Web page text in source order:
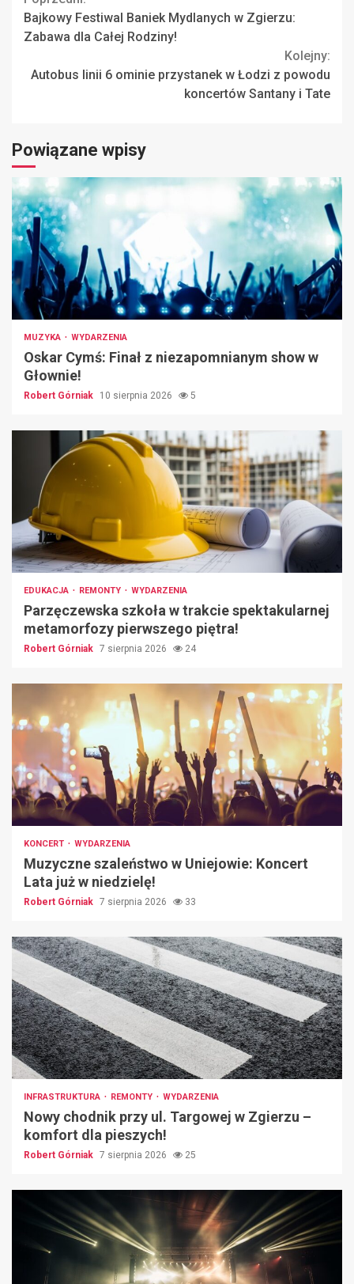
Reading
Bajkowy Festiwal Baniek Mydlanych w Zgierzu:
Zabawa dla Całej Rodziny!
Kolejny:
Autobus linii 6 ominie przystanek w Łodzi z powodu
koncertów Santany i Tate
Powiązane wpisy
MUZYKA WYDARZENIA
Oskar Cymś: Finał z niezapomnianym show w
Głownie!
Robert Górniak 10 sierpnia 2026 5
EDUKACJA REMONTY WYDARZENIA
Parzęczewska szkoła w trakcie spektakularnej
metamorfozy pierwszego piętra!
Robert Górniak 7 sierpnia 2026 24
KONCERT WYDARZENIA
Muzyczne szaleństwo w Uniejowie: Koncert
Lata już w niedzielę!
Robert Górniak 7 sierpnia 2026 33
INFRASTRUKTURA REMONTY WYDARZENIA
Nowy chodnik przy ul. Targowej w Zgierzu –
komfort dla pieszych!
Robert Górniak 7 sierpnia 2026 25